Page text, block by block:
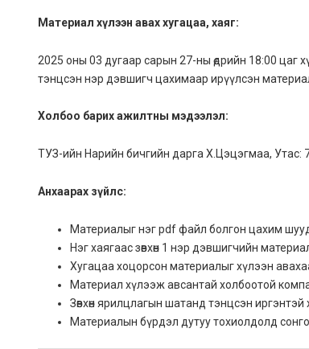
Материал хүлээн авах хугацаа, хаяг:
2025 оны 03 дугаар сарын 27-ны өдрийн 18:00 цаг
тэнцсэн нэр дэвшигч цахимаар ирүүлсэн
Холбоо барих ажилтны мэдээлэл:
ТУЗ-ийн Нарийн бичгийн дарга Х.Цэцэгмаа, Утас:
Анхаарах зүйлс:
Материалыг нэг pdf файл болгон цахим
Нэг хаягаас зөвхөн 1 нэр дэвшигчийн
Хугацаа хоцорсон материалыг хүлээн
Mатериал хүлээж авсантай холбоотой
Зөвхөн ярилцлагын шатанд тэнцсэн
Материалын бүрдэл дутуу тохиолдолд